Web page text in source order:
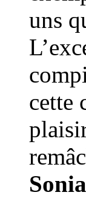
uns
cette